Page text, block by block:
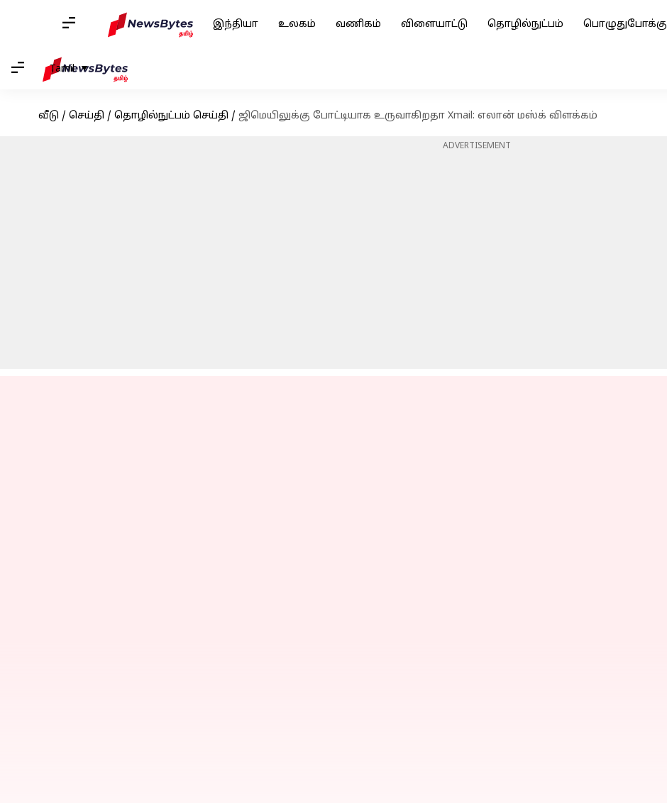
இந்தியா உலகம் வணிகம் விளையாட்டு தொழில்நுட்பம் பொழுதுபோக்கு
Tamil
வீடு / செய்தி / தொழில்நுட்பம் செய்தி / ஜிமெயிலுக்கு போட்டியாக உருவாகிறதா Xmail: எலான் மஸ்க் விளக்கம்
ADVERTISEMENT